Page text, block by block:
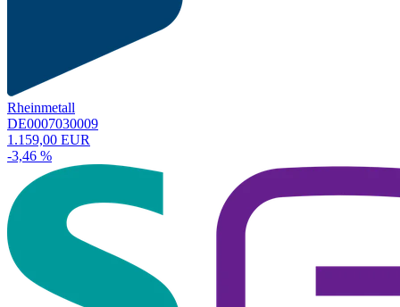
Rheinmetall
DE0007030009
1.159,00 EUR
-3,46 %